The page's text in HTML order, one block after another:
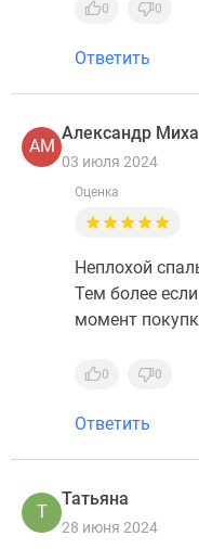
0 0
Ответить
АМ
Александр
03 июля 2024
Оценка
Неплохой
Тем более
момент
0 0
Ответить
Т
Татьяна
28 июня 2024